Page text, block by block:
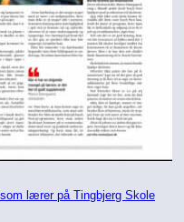
lærer på Tingbjerg Skole